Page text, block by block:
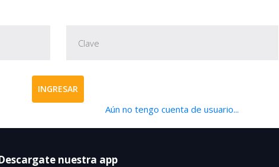
INGRESAR
Aún no tengo cuenta de usuario...
nuestra app